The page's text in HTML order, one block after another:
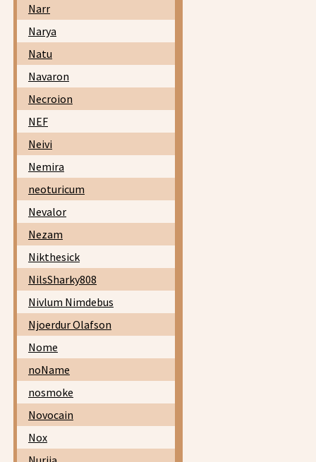
Narr
Narya
Natu
Navaron
Necroion
NEF
Neivi
Nemira
neoturicum
Nevalor
Nezam
Nikthesick
NilsSharky808
Nivlum Nimdebus
Njoerdur Olafson
Nome
noName
nosmoke
Novocain
Nox